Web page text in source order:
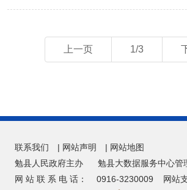
上一页 1/3
联系我们 | 网站声明 | 网站地图
勉县人民政府主办
勉县大数据服务中心管
网 站 联 系 电 话：
0916-3230009 网站